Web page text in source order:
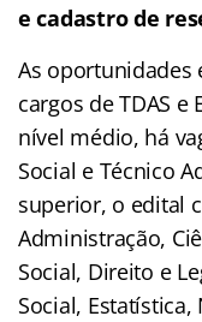
e cadastro de
As oportunidades
cargos de TDAS e
nível médio, há
Social e Técnico
superior, o edital
Administração,
Social, Direito e
Social,